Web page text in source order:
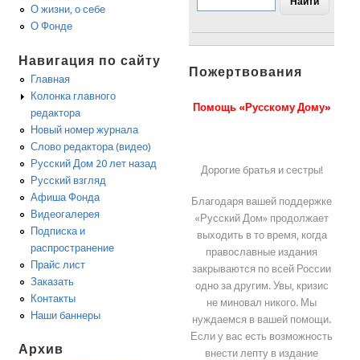
О жизни, о себе
О Фонде
Навигация по сайту
Главная
Колонка главного
редактора
Новый номер журнала
Слово редактора (видео)
Русский Дом 20 лет назад
Русский взгляд
Афиша Фонда
Видеогалерея
Подписка и
распространение
Прайс лист
Заказать
Контакты
Наши баннеры
Архив
Пожертвования
Помощь «Русскому Дому»
Дорогие братья и сестры!
Благодаря вашей поддержке
«Русский Дом» продолжает
выходить в то время, когда
православные издания
закрываются по всей России
одно за другим. Увы, кризис
не миновал никого. Мы
нуждаемся в вашей помощи.
Если у вас есть возможность
внести лепту в издание